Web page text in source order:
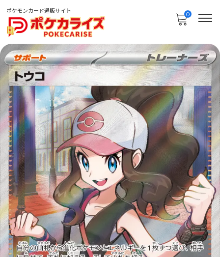
ポケモンカード通販サイト 0